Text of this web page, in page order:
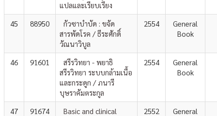
แปลและเรียบเรียง
45 88950
กัวซาบำบัด : ขจัด
สารพัดโรค / ธีระศักดิ์
วัณนาวิบูล
2554
General
Book
46 91601
สรีรวิทยา - พยาธิ
สรีรวิทยา ระบบกล้ามเนื้อ
และกระดูก / ภนารี
บุษราคัมตระกูล
2554
General
Book
47 91674
Basic and clinical
2552
General